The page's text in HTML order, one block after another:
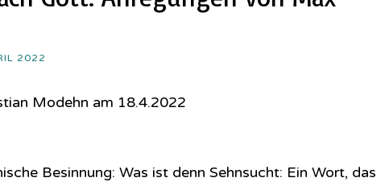
2022
Modehn am 18.4.2022
Besinnung: Was ist denn Sehnsucht: Ein Wort, das